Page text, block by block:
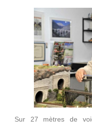
Sur 27 mètres de